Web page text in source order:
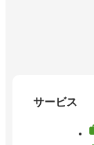
サービス